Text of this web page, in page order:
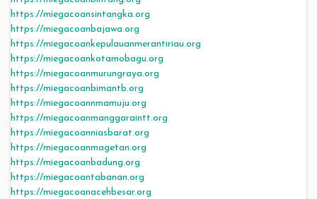
https://miegacoansintangka.org
https://miegacoanbajawa.org
https://miegacoankepulauanmerantiriau.org
https://miegacoankotamobagu.org
https://miegacoanmurungraya.org
https://miegacoanbimantb.org
https://miegacoannmamuju.org
https://miegacoanmanggaraintt.org
https://miegacoanniasbarat.org
https://miegacoanmagetan.org
https://miegacoanbadung.org
https://miegacoantabanan.org
https://miegacoanacehbesar.org